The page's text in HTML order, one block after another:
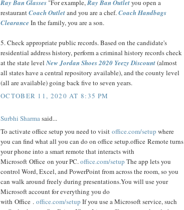
Ray Ban Glasses "For example,Ray Ban Outletyou open a
restaurantCoach Outletand you are a chef.Coach Handbags
Clearance In the family, you are a son.
5. Check appropriate public records. Based on the candidate's
residential address history, perform a criminal history records check
at the state levelNew Jordan Shoes 2020 Yeezy Discount(almost
all states have a central repository available), and the county level
(all are available) going back five to seven years.
OCTOBER 11, 2020 AT 8:35 PM
Surbhi Sharmasaid...
To activate office setup you need to visit office.com/setup where
you can find what all you can do on office setup.office Remote turns
your phone into a smart remote that interacts with
Microsoft Office on your PC.office.com/setup The app lets you
control Word, Excel, and PowerPoint from across the room, so you
can walk around freely during presentations.You will use your
Microsoft account for everything you do
with Office . office.com/setup If you use a Microsoft service, such